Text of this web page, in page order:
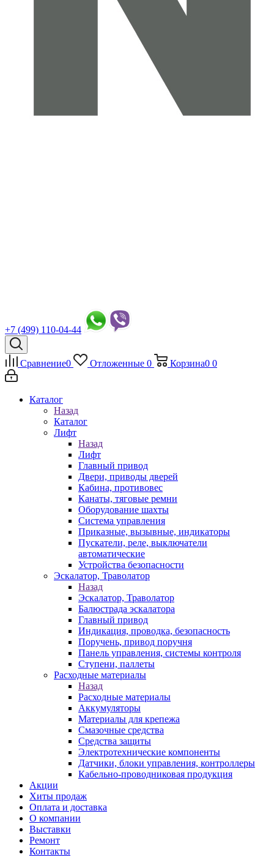
+7 (499) 110-04-44
Сравнение0 Отложенные 0 Корзина0 0
Каталог
Назад
Каталог
Лифт
Назад
Лифт
Главный привод
Двери, приводы дверей
Кабина, противовес
Канаты, тяговые ремни
Оборудование шахты
Система управления
Приказные, вызывные, индикаторы
Пускатели, реле, выключатели
автоматические
Устройства безопасности
Эскалатор, Траволатор
Назад
Эскалатор, Траволатор
Балюстрада эскалатора
Главный привод
Индикация, проводка, безопасность
Поручень, привод поручня
Панель управления, системы контроля
Ступени, паллеты
Расходные материалы
Назад
Расходные материалы
Аккумуляторы
Материалы для крепежа
Смазочные средства
Средства защиты
Электротехнические компоненты
Датчики, блоки управления, контроллеры
Кабельно-проводниковая продукция
Акции
Хиты продаж
Оплата и доставка
О компании
Выставки
Ремонт
Контакты